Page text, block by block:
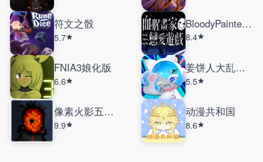
符文之骰
5.7
BloodyPainterDatingSim
8.4
FNIA3娘化版
6.6
姜饼人大乱斗国际服
5.5
像素火影五影斑
9.9
动漫共和国
8.6